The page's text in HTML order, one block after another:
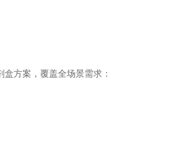
方案，覆盖全场景需求：